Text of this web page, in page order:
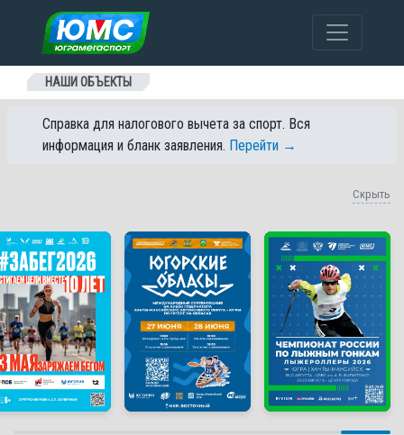
Перейти к содержанию
НАШИ ОБЪЕКТЫ
Справка для налогового вычета за спорт. Вся
информация и бланк заявления. Перейти →
Скрыть